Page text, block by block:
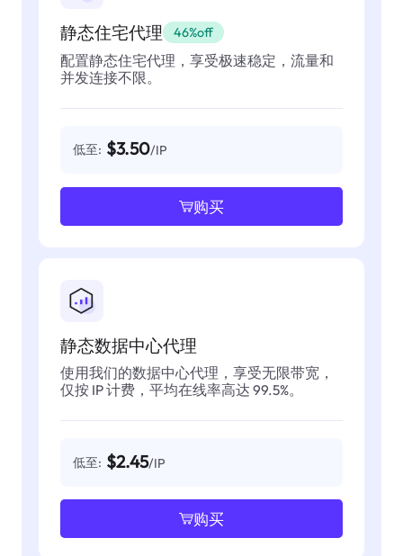
静态住宅代理 46%off
配置静态住宅代理，享受极速稳定，流量和
并发连接不限。
低至: $3.50/IP
购买
静态数据中心代理
使用我们的数据中心代理，享受无限带宽，
仅按 IP 计费，平均在线率高达 99.5%。
低至: $2.45/IP
购买